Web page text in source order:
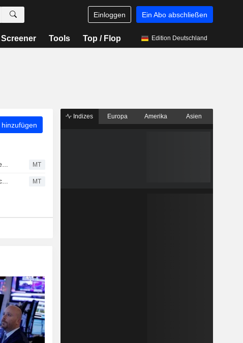
Einloggen Ein Abo abschließen
Screener Tools Top / Flop Edition Deutschland
S&P 500 verzeichnet Wochenplus, da Tech-Giganten kräftig zulegen MT
S&P 500 erreicht Rekordhoch, Arbeitsmarktbericht dämpft Wetten auf Zinserhöhung MT
Indizes Europa Amerika Asien